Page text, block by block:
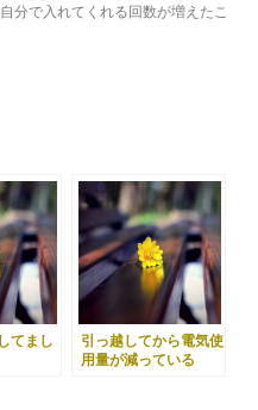
分で入れてくれる回数が増えたこ
てまし
引っ越してから電気使
用量が減っている